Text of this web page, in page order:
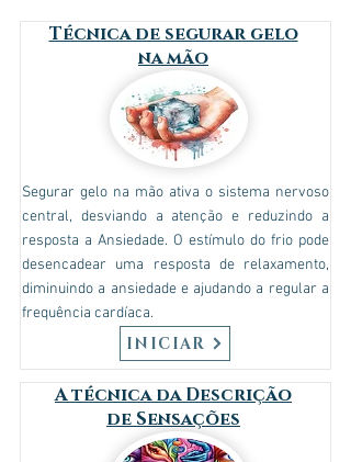
Técnica de segurar gelo
na mão
Segurar gelo na mão ativa o sistema nervoso
central, desviando a atenção e reduzindo a
resposta a Ansiedade. O estímulo do frio pode
desencadear uma resposta de relaxamento,
diminuindo a ansiedade e ajudando a regular a
frequência cardíaca.
INICIAR
A técnica da Descrição
de Sensações